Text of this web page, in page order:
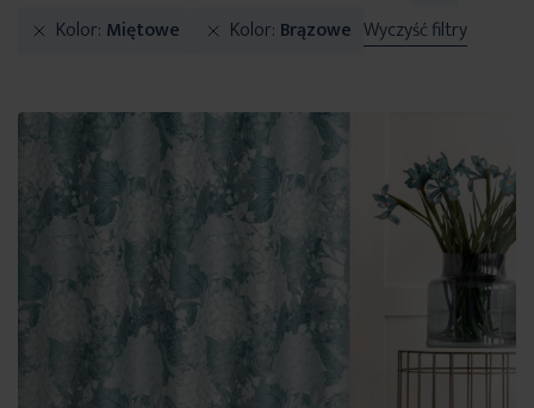
Kolor Miętowe Kolor Brązowe Wyczyść filtry